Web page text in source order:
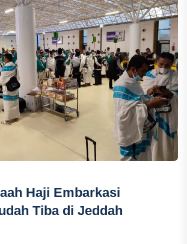
Haji Embarkasi
Tiba di Jeddah